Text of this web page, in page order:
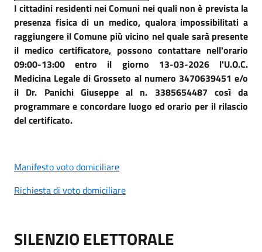
I cittadini residenti nei Comuni nei quali non è prevista la
presenza fisica di un medico, qualora impossibilitati a
raggiungere il Comune più vicino nel quale sarà presente
il medico certificatore, possono contattare nell'orario
09:00-13:00 entro il giorno 13-03-2026 l'U.O.C.
Medicina Legale di Grosseto al numero 3470639451 e/o
il Dr. Panichi Giuseppe al n. 3385654487 così da
programmare e concordare luogo ed orario per il rilascio
del certificato.
Manifesto voto domiciliare
Richiesta di voto domiciliare
SILENZIO ELETTORALE